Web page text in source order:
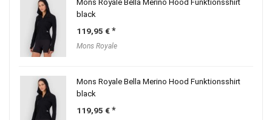
Mons Royale Bella Merino Hood Funktionsshirt
black
119,95 €
Mons Royale
Mons Royale Bella Merino Hood Funktionsshirt
black
119,95 €